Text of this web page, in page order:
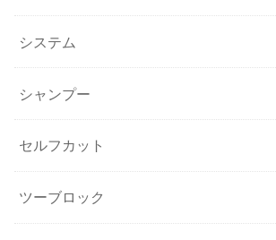
システム
シャンプー
セルフカット
ツーブロック